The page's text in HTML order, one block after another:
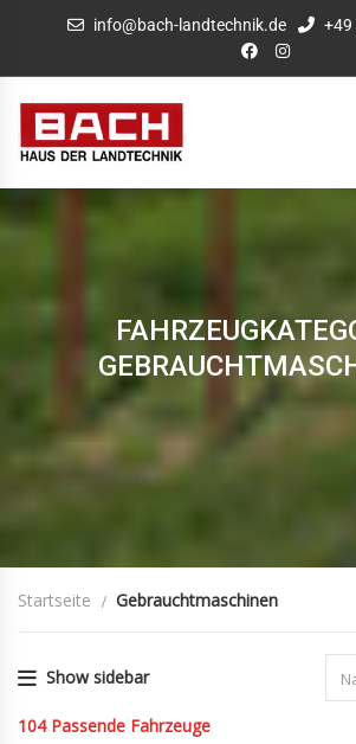
info@bach-landtechnik.de +49
Startseite Gebrauchtmaschinen
Show sidebar
104 Passende Fahrzeuge